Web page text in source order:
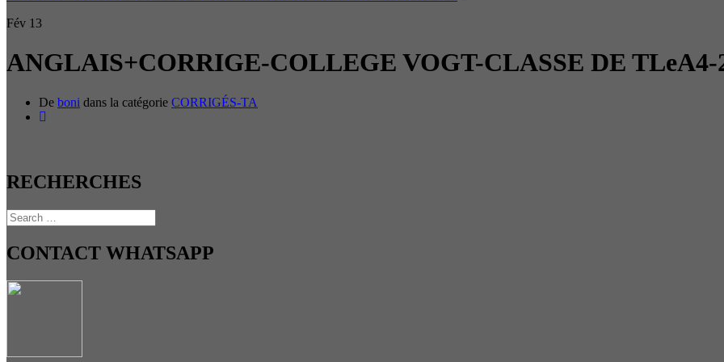
Fév 13
ANGLAIS+CORRIGE-COLLEGE VOGT-CLASSE DE TLeA4-
De boni dans la catégorie CORRIGÉS-TA
RECHERCHES
CONTACT WHATSAPP